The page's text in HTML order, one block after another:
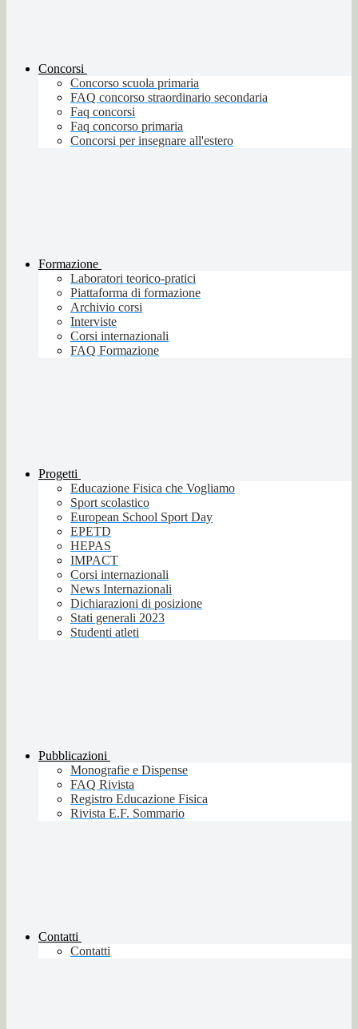
Concorsi
Concorso scuola primaria
FAQ concorso straordinario secondaria
Faq concorsi
Faq concorso primaria
Concorsi per insegnare all'estero
Formazione
Laboratori teorico-pratici
Piattaforma di formazione
Archivio corsi
Interviste
Corsi internazionali
FAQ Formazione
Progetti
Educazione Fisica che Vogliamo
Sport scolastico
European School Sport Day
EPETD
HEPAS
IMPACT
Corsi internazionali
News Internazionali
Dichiarazioni di posizione
Stati generali 2023
Studenti atleti
Pubblicazioni
Monografie e Dispense
FAQ Rivista
Registro Educazione Fisica
Rivista E.F. Sommario
Contatti
Contatti